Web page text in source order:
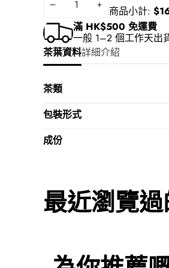
減
少
數
量
增
加
數
量
商品小計:
滿 HK$500 免運費
一般 1–2 個工作天出
茶葉資料詳細介紹
茶類
包裝形式
成份
最近瀏覽